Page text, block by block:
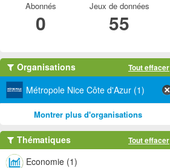
Abonnés
0
Jeux de données
55
Organisations Tout effacer
Métropole Nice Côte d'Azur (1)
Montrer plus d'organisations
Thématiques Tout effacer
Economie (1)